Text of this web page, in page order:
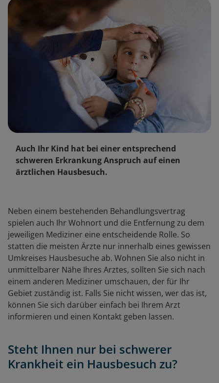
Auch Ihr Kind hat bei einer entsprechend
schweren Erkrankung Anspruch auf einen
ärztlichen Hausbesuch.
Neben einem bestehenden Behandlungsvertrag
spielen auch Ihr Wohnort und die Entfernung zu dem
jeweiligen Mediziner eine entscheidende Rolle. So
statten die meisten Ärzte nur innerhalb eines gewissen
Umkreises Hausbesuche ab. Wohnen Sie also nicht in
unmittelbarer Nähe Ihres Arztes, sollten Sie sich nach
einem anderen Mediziner umschauen, der für Ihr
Gebiet zuständig ist. Falls Sie nicht wissen, wer das ist,
können Sie sich darüber einfach bei Ihrem Arzt
informieren und einen Kontakt geben lassen.
Steht Ihnen nur bei schwerer
Krankheit ein Hausbesuch zu?